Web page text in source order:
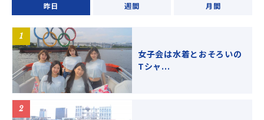
昨日 週間 月間
女子会は水着とおそろいの
Tシャ...